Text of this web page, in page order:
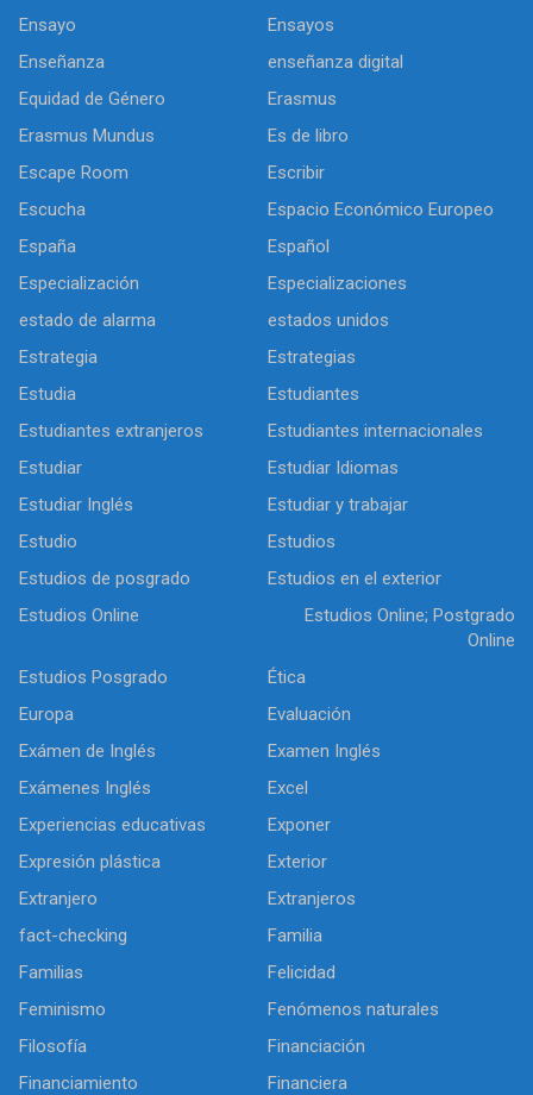
Ensayo
Ensayos
Enseñanza
enseñanza digital
Equidad de Género
Erasmus
Erasmus Mundus
Es de libro
Escape Room
Escribir
Escucha
Espacio Económico Europeo
España
Español
Especialización
Especializaciones
estado de alarma
estados unidos
Estrategia
Estrategias
Estudia
Estudiantes
Estudiantes extranjeros
Estudiantes internacionales
Estudiar
Estudiar Idiomas
Estudiar Inglés
Estudiar y trabajar
Estudio
Estudios
Estudios de posgrado
Estudios en el exterior
Estudios Online
Estudios Online; Postgrado
Online
Estudios Posgrado
Ética
Europa
Evaluación
Exámen de Inglés
Examen Inglés
Exámenes Inglés
Excel
Experiencias educativas
Exponer
Expresión plástica
Exterior
Extranjero
Extranjeros
fact-checking
Familia
Familias
Felicidad
Feminismo
Fenómenos naturales
Filosofía
Financiación
Financiamiento
Financiera